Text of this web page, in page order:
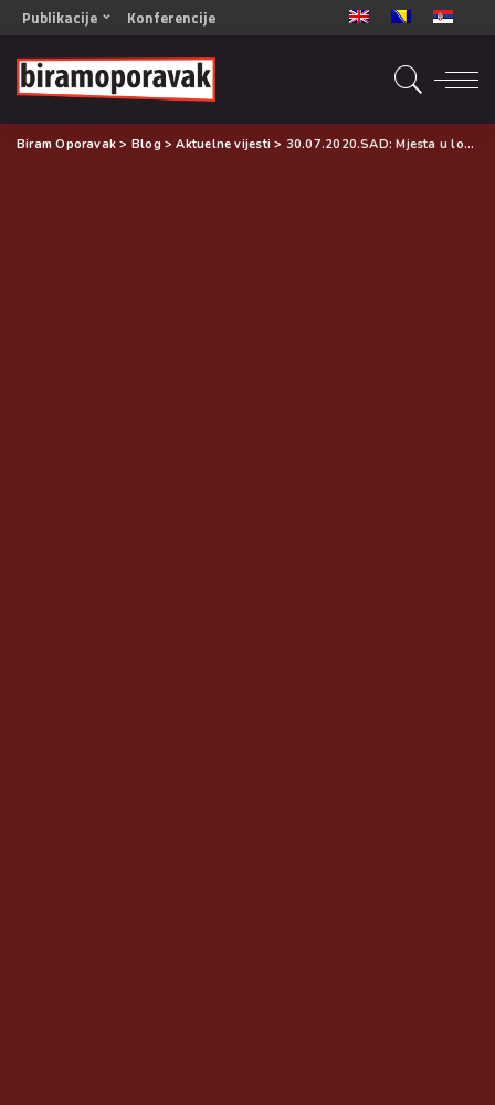
Publikacije
OPORAVAK- Naš zajednički cilj BiH/CG
OPORAVAK- Naš zajednički cilj SRB
RECOVERY- Our common goal ENG
OPORAVAK- Naš zajednički cilj 2
Konferencije
Biram Oporavak > Blog >Aktuelne vijesti > 30.07.2020.SAD: Mjesta u lokalnim zajednicama koja podržavaju oporavak